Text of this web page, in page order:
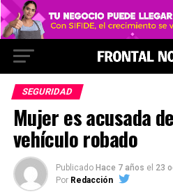
SEGURIDAD
Mujer es acusada
vehículo robado
Publicado Hace 7 años el 23
Por Redacción